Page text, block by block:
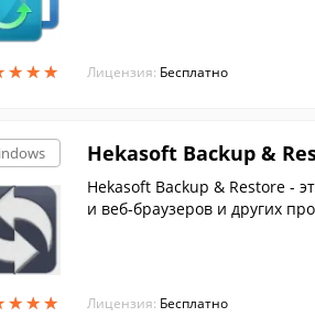
★★★
★★★ Лицензия: Бесплатно
★★★
★★★
Hekasoft Backup &
Hekasoft Backup & Restore -
и веб-браузеров и других
Лицензия: Бесплатно